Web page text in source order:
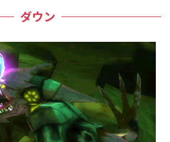
ダウン